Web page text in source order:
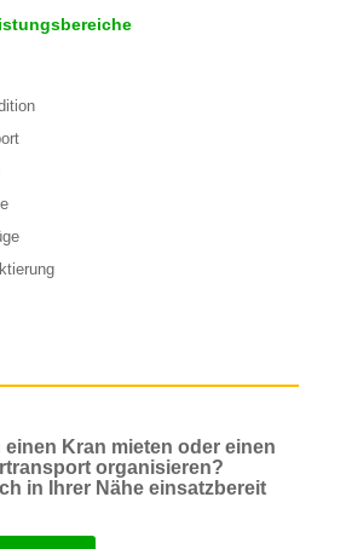
Kran mieten oder einen
organisieren?
in Ihrer Nähe einsatzbereit